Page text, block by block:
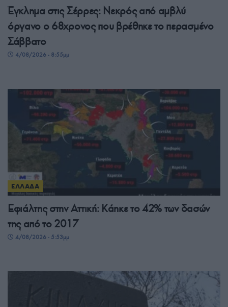
Έγκλημα στις Σέρρες: Νεκρός από αμβλύ
όργανο ο 68χρονος που βρέθηκε το περασμένο
Σάββατο
4/08/2026 - 8:55μμ
ΕΛΛΑΔΑ
Εφιάλτης στην Αττική: Κάηκε το 42% των δασών
της από το 2017
4/08/2026 - 5:53μμ